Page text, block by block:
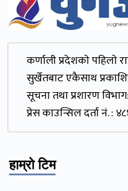
कर्णाली प्रदेशकाे पहिलाे
सुर्खेतबाट एकैसाथ
सूचना तथा प्रशारण
प्रेस काउन्सिल दर्ता नं. :
हाम्रो टिम